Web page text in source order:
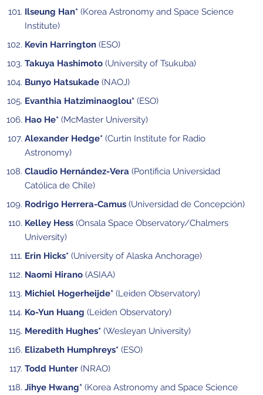
Ilseung Han*(Korea Astronomy and Space Science
Institute)
Kevin Harrington(ESO)
Takuya Hashimoto(University of Tsukuba)
Bunyo Hatsukade(NAOJ)
Evanthia Hatziminaoglou*(ESO)
Hao He*(McMaster University)
Alexander Hedge*(Curtin Institute for Radio
Astronomy)
Claudio Hernández-Vera(Pontificia Universidad
Católica de Chile)
Rodrigo Herrera-Camus(Universidad de Concepción)
Kelley Hess(Onsala Space Observatory/Chalmers
University)
Erin Hicks*(University of Alaska Anchorage)
Naomi Hirano(ASIAA)
Michiel Hogerheijde*(Leiden Observatory)
Ko-Yun Huang (Leiden Observatory)
Meredith Hughes*(Wesleyan University)
Elizabeth Humphreys*(ESO)
Todd Hunter(NRAO)
Jihye Hwang*(Korea Astronomy and Space Science